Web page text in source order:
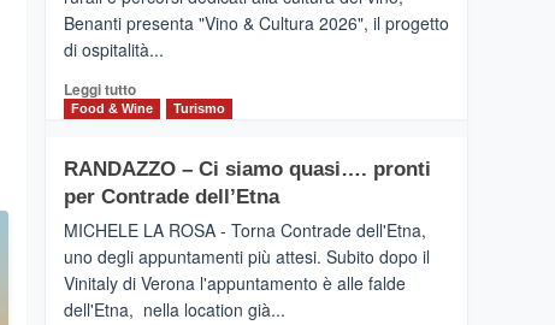
classifica
siciliana
HOTEL
FOUR
PRESENTA
IL
SUMMER
BOOK
CLUB
Benanti presenta "Vino & Cultura 2026", il progetto
di ospitalità...
Leggi tuttoLeggi
di
VIAGRANDE
(Ct)
–
presenta
“Vino
&
Food & Wine Turismo
RANDAZZO – Ci siamo quasi…. pronti
per Contrade dell’Etna
MICHELE LA ROSA - Torna Contrade dell'Etna,
uno degli appuntamenti più attesi. Subito dopo il
Vinitaly di Verona l'appuntamento è alle falde
dell'Etna, nella location già...